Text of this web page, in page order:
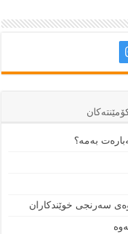
بەمە؟
سەرنجی خوێندکاران